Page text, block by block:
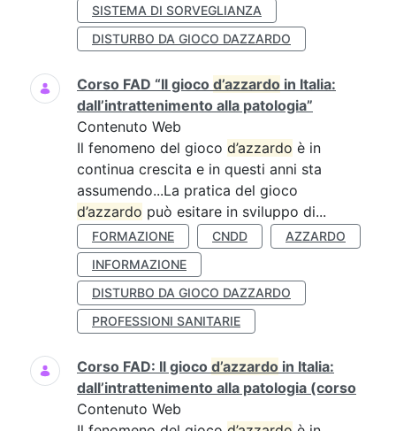
SISTEMA DI SORVEGLIANZA
DISTURBO DA GIOCO DAZZARDO
Corso FAD “Il gioco d’azzardo in Italia:
dall’intrattenimento alla patologia”
Contenuto Web
Il fenomeno del gioco d’azzardo è in
continua crescita e in questi anni sta
assumendo...La pratica del gioco
d’azzardo può esitare in sviluppo di...
FORMAZIONE CNDD
AZZARDO
INFORMAZIONE
DISTURBO DA GIOCO DAZZARDO
PROFESSIONI SANITARIE
Corso FAD: Il gioco d’azzardo in Italia:
dall’intrattenimento alla patologia (corso
Contenuto Web